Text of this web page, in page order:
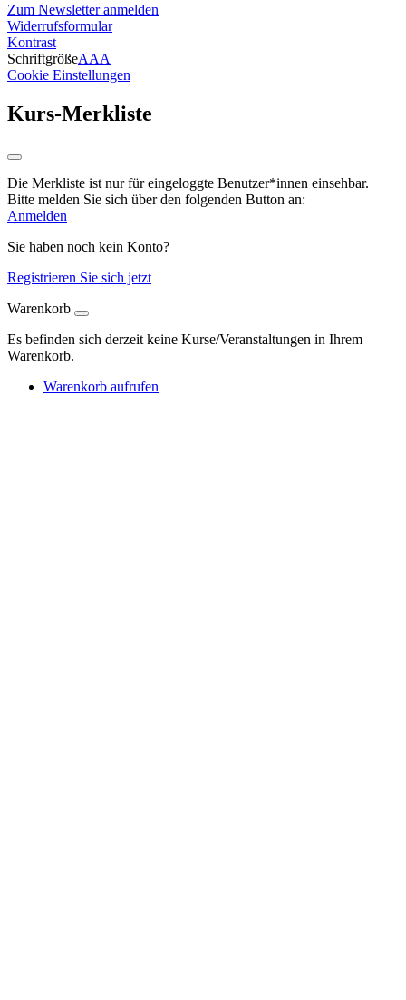
Zum Newsletter anmelden
Widerrufsformular
Kontrast
SchriftgrößeAAA
Cookie Einstellungen
Kurs-Merkliste
Die Merkliste ist nur für eingeloggte Benutzer*innen einsehbar.
Bitte melden Sie sich über den folgenden Button an:
Anmelden
Sie haben noch kein Konto?
Registrieren Sie sich jetzt
Warenkorb
Es befinden sich derzeit keine Kurse/Veranstaltungen in Ihrem
Warenkorb.
Warenkorb aufrufen